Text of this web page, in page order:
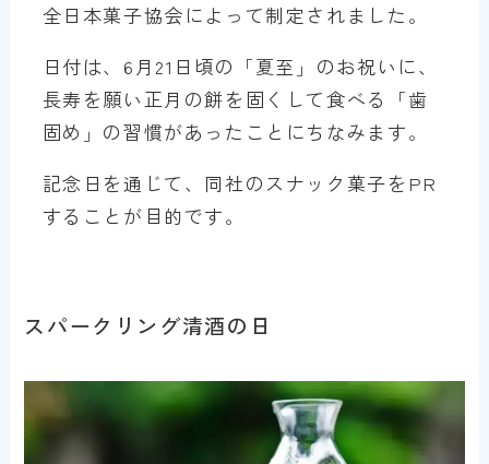
全日本菓子協会によって制定されました。
日付は、6月21日頃の「夏至」のお祝いに、
長寿を願い正月の餅を固くして食べる「歯
固め」の習慣があったことにちなみます。
記念日を通じて、同社のスナック菓子をPR
することが目的です。
スパークリング清酒の日